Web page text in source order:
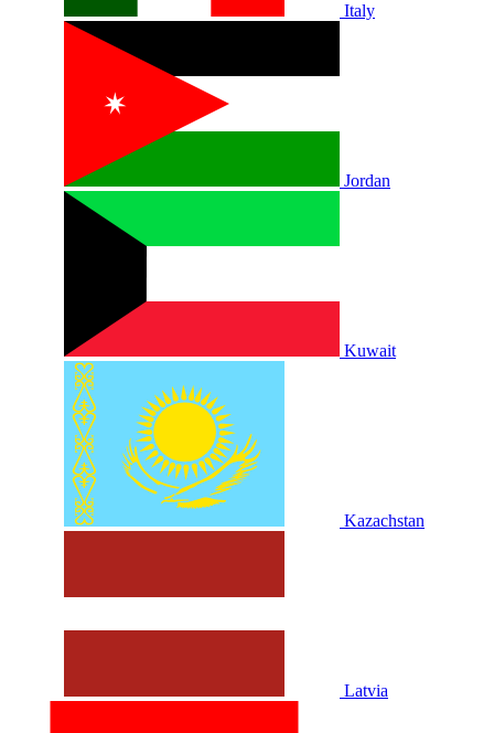
Italy
Jordan
Kuwait
Kazachstan
Latvia